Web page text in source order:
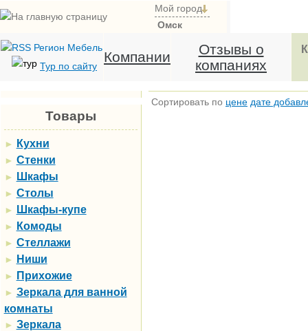
Мой город
Омск
Тур по сайту
Компании
Отзывы о
компаниях
Товары
► Кухни
► Стенки
► Шкафы
► Столы
► Шкафы-купе
► Комоды
► Стеллажи
► Ниши
► Прихожие
► Зеркала для ванной
комнаты
► Зеркала
Сортировать по цене дате